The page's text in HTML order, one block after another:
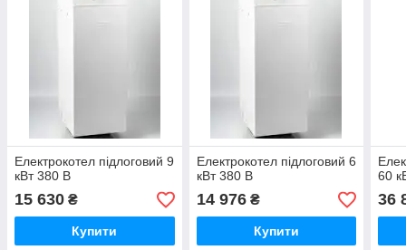
Електрокотел підлоговий 9
кВт 380 В
15 630 ₴
Купити
Електрокотел підлоговий 6
кВт 380 В
14 976₴
Купити
60
36